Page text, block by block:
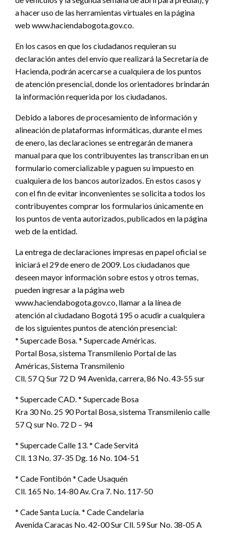
a hacer uso de las herramientas virtuales en la página
web www.haciendabogota.gov.co.
En los casos en que los ciudadanos requieran su
declaración antes del envío que realizará la Secretaría de
Hacienda, podrán acercarse a cualquiera de los puntos
de atención presencial, donde los orientadores brindarán
la información requerida por los ciudadanos.
Debido a labores de procesamiento de información y
alineación de plataformas informáticas, durante el mes
de enero, las declaraciones se entregarán de manera
manual para que los contribuyentes las transcriban en un
formulario comercializable y paguen su impuesto en
cualquiera de los bancos autorizados. En estos casos y
con el fin de evitar inconvenientes se solicita a todos los
contribuyentes comprar los formularios únicamente en
los puntos de venta autorizados, publicados en la página
web de la entidad.
La entrega de declaraciones impresas en papel oficial se
iniciará el 29 de enero de 2009. Los ciudadanos que
deseen mayor información sobre estos y otros temas,
pueden ingresar a la página web
www.haciendabogota.gov.co, llamar a la línea de
atención al ciudadano Bogotá 195 o acudir a cualquiera
de los siguientes puntos de atención presencial:
* Supercade Bosa. * Supercade Américas.
Portal Bosa, sistema Transmilenio Portal de las
Américas, Sistema Transmilenio
Cll. 57 Q Sur 72 D 94 Avenida, carrera, 86 No. 43-55 sur
* Supercade CAD. * Supercade Bosa
Kra 30 No. 25 90 Portal Bosa, sistema Transmilenio calle
57 Q sur No. 72 D – 94
* Supercade Calle 13. * Cade Servitá
Cll. 13 No. 37-35 Dg. 16 No. 104-51
* Cade Fontibón * Cade Usaquén
Cll. 165 No. 14-80 Av. Cra 7. No. 117-50
* Cade Santa Lucía. * Cade Candelaria
Avenida Caracas No. 42-00 Sur Cll. 59 Sur No. 38-05 A